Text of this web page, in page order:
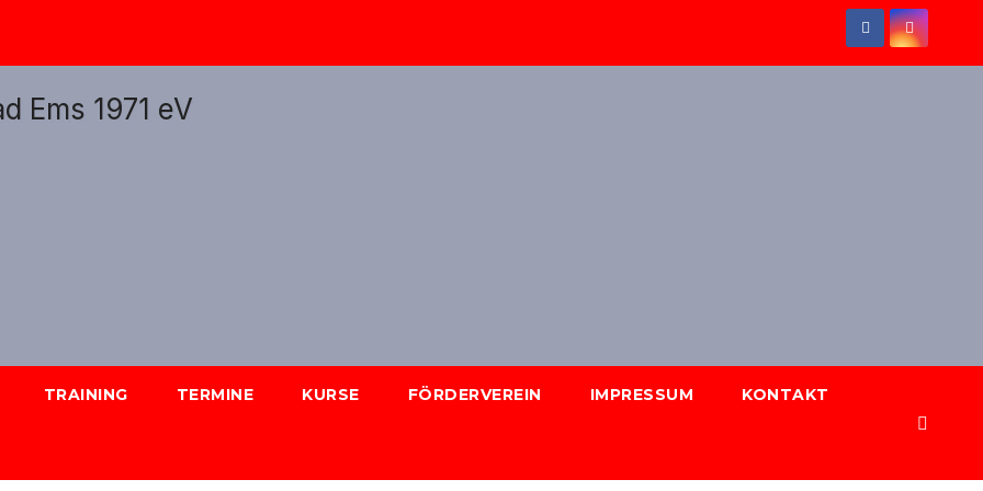
TRAINING TERMINE KURSE FÖRDERVEREIN IMPRESSUM KONTAKT